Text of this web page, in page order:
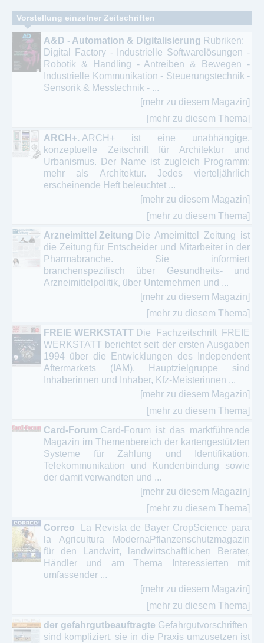
Frauenzeitschriften für Politik - Kultur - Politische
Bildung
Gay – Schwule und Lesben
Modezeitschriften - Beauty Magazine
Online Magazin / ePaper - Menschen-Mode-
Lifestyle
Senioren - Generation 50+
Wellness - Fitness - Gesundheit
Vorstellung einzelner Zeitschriften
A&D - Automation & Digitalisierung Rubriken:
Digital Factory - Industrielle Softwarelösungen -
Robotik & Handling - Antreiben & Bewegen -
Industrielle Kommunikation - Steuerungstechnik -
Sensorik & Messtechnik - ...
[mehr zu diesem Magazin]
[mehr zu diesem Thema]
ARCH+. ARCH+ ist eine unabhängige,
konzeptuelle Zeitschrift für Architektur und
Urbanismus. Der Name ist zugleich Programm:
mehr als Architektur. Jedes vierteljährlich
erscheinende Heft beleuchtet ...
[mehr zu diesem Magazin]
[mehr zu diesem Thema]
Arzneimittel Zeitung Die Arneimittel Zeitung ist
die Zeitung für Entscheider und Mitarbeiter in der
Pharmabranche. Sie informiert
branchenspezifisch über Gesundheits- und
Arzneimittelpolitik, über Unternehmen und ...
[mehr zu diesem Magazin]
[mehr zu diesem Thema]
FREIE WERKSTATT Die Fachzeitschrift FREIE
WERKSTATT berichtet seit der ersten Ausgaben
1994 über die Entwicklungen des Independent
Aftermarkets (IAM). Hauptzielgruppe sind
Inhaberinnen und Inhaber, Kfz-Meisterinnen ...
[mehr zu diesem Magazin]
[mehr zu diesem Thema]
Card-Forum Card-Forum ist das marktführende
Magazin im Themenbereich der kartengestützten
Systeme für Zahlung und Identifikation,
Telekommunikation und Kundenbindung sowie
der damit verwandten und ...
[mehr zu diesem Magazin]
[mehr zu diesem Thema]
Correo
La Revista de Bayer CropScience para
la Agricultura ModernaPflanzenschutzmagazin
für den Landwirt, landwirtschaftlichen Berater,
Händler und am Thema Interessierten mit
umfassender ...
[mehr zu diesem Magazin]
[mehr zu diesem Thema]
der gefahrgutbeauftragte Gefahrgutvorschriften
sind kompliziert, sie in die Praxis umzusetzen ist